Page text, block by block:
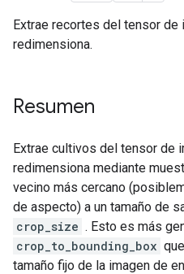
Extrae recortes del tensor de
redimensiona.
Resumen
Extrae cultivos del tensor de
redimensiona mediante
vecino más cercano
de aspecto) a un tamaño de
crop_size . Esto es más
crop_to_bounding_box
tamaño fijo de la imagen de